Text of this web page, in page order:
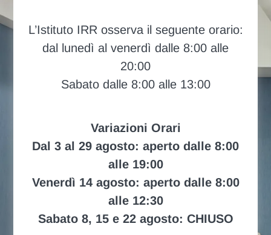
L’Istituto IRR osserva il seguente orario:
dal lunedì al venerdì dalle 8:00 alle
20:00
Sabato dalle 8:00 alle 13:00
Variazioni Orari
Dal 3 al 29 agosto: aperto dalle 8:00
alle 19:00
Venerdì 14 agosto: aperto dalle 8:00
alle 12:30
Sabato 8, 15 e 22 agosto: CHIUSO